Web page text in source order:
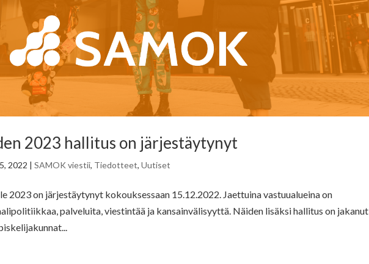
2023 hallitus on järjestäytynyt
2022 |SAMOK viestii, Tiedotteet,Uutiset
2023 on järjestäytynyt kokouksessaan 15.12.2022. Jaettuina vastuualueina on
palveluita, viestintää ja kansainvälisyyttä. Näiden lisäksi hallitus on jakanut